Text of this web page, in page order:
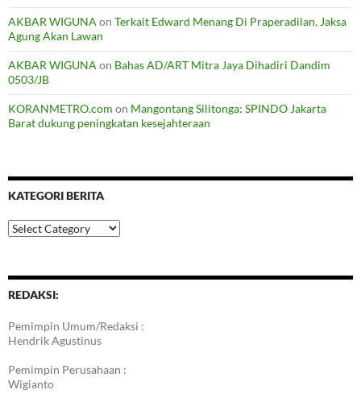
AKBAR WIGUNA on Terkait Edward Menang Di Praperadilan, Jaksa
Agung Akan Lawan
AKBAR WIGUNA on Bahas AD/ART Mitra Jaya Dihadiri Dandim
0503/JB
KORANMETRO.com on Mangontang Silitonga: SPINDO Jakarta
Barat dukung peningkatan kesejahteraan
KATEGORI BERITA
Kategori
Berita
REDAKSI:
Pemimpin Umum/Redaksi :
Hendrik Agustinus
Pemimpin Perusahaan :
Wigianto